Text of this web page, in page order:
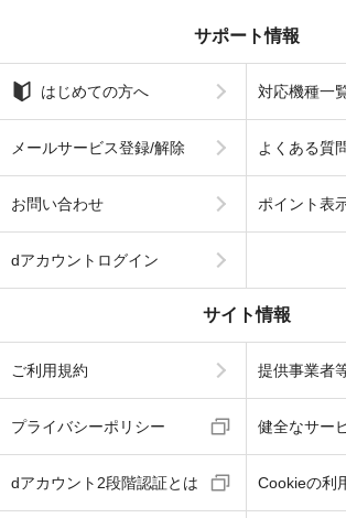
サポート情報
はじめての方へ 対応機種一
メールサービス登録/解除 よくある質
お問い合わせ ポイント表
dアカウントログイン
サイト情報
ご利用規約 提供事業者
プライバシーポリシー 健全なサー
dアカウント2段階認証とは Cookieの利